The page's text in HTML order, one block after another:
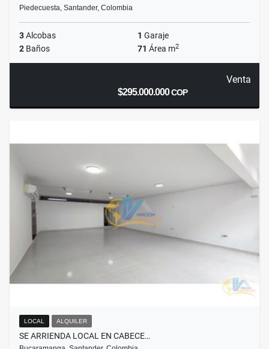
Piedecuesta, Santander, Colombia
3Alcobas 1 Garaje
2 Baños 71 Área m2
Venta
$295.000.000COP
LOCAL ALQUILER
SE ARRIENDA LOCAL EN CABECE…